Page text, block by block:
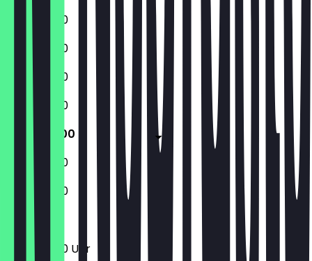
11:30 - 22:00
11:30 - 22:00
11:30 - 22:00
11:30 - 22:00
11:30 - 22:00
11:30 - 22:00
11:30 - 22:00
11:30 - 22:00 Uhr